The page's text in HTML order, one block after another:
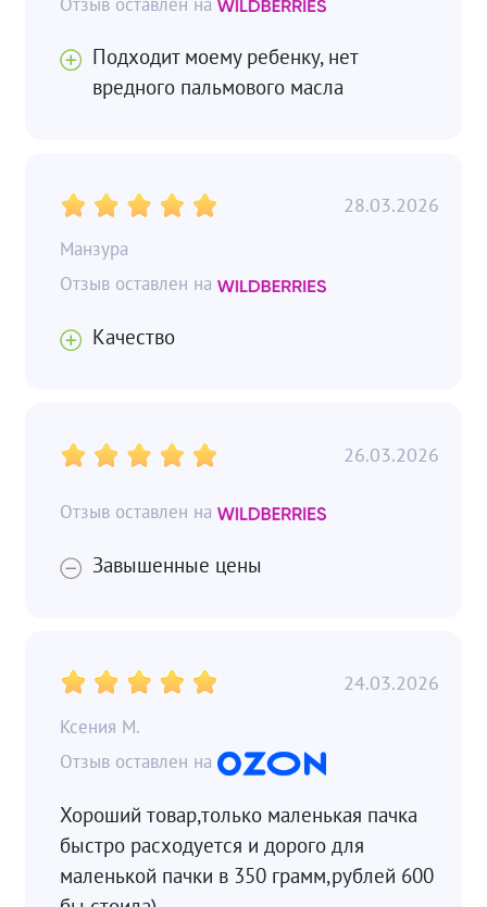
Подходит моему ребенку, нет
вредного пальмового масла
Манзура
28.03.2026
Качество
26.03.2026
Завышенные цены
Ксения М.
24.03.2026
Хороший товар,только маленькая пачка
быстро расходуется и дорого для
маленькой пачки в 350 грамм,рублей 600